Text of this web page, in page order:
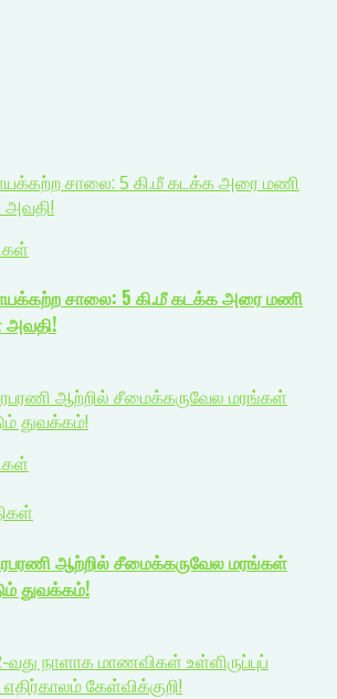
சாலை: 5 கி.மீ கடக்க அரை மணி
அவதி!
சாலை: 5 கி.மீ கடக்க அரை மணி
அவதி!
ஆற்றில் சீமைக்கருவேல மரங்கள்
துவக்கம்!
ஆற்றில் சீமைக்கருவேல மரங்கள்
துவக்கம்!
வது நாளாக மாணவிகள் உள்ளிருப்புப்
கேள்விக்குறி!